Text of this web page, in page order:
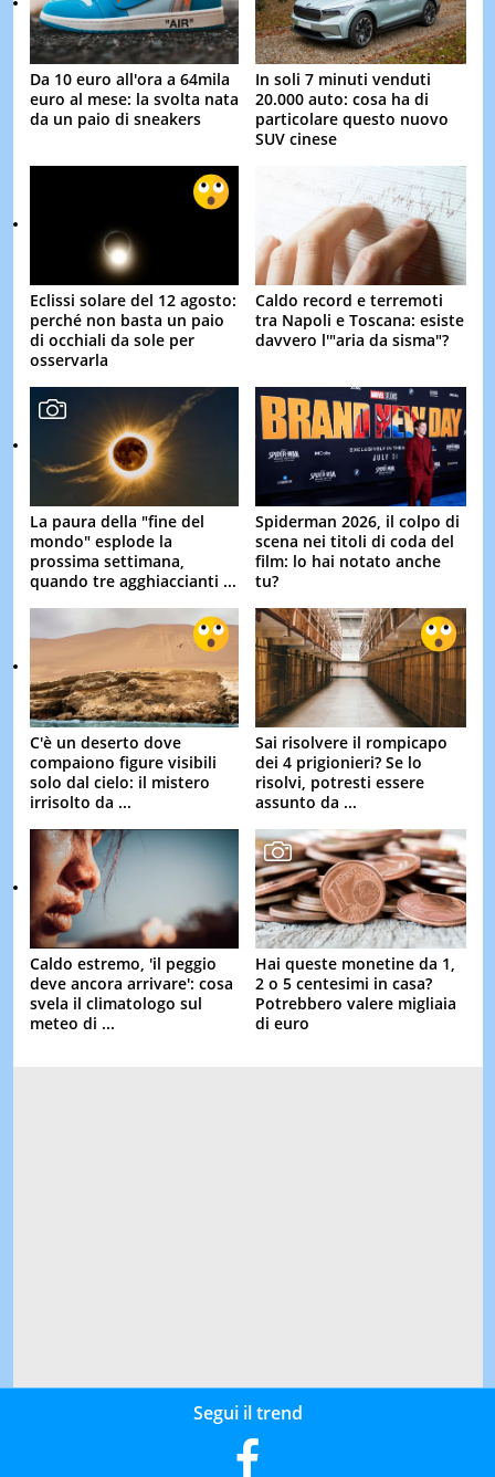
Da 10 euro all'ora a 64mila
euro al mese: la svolta nata
da un paio di sneakers
In soli 7 minuti venduti
20.000 auto: cosa ha di
particolare questo nuovo
SUV cinese
Eclissi solare del 12 agosto:
perché non basta un paio
di occhiali da sole per
osservarla
Caldo record e terremoti
tra Napoli e Toscana: esiste
davvero l'"aria da sisma"?
La paura della "fine del
mondo" esplode la
prossima settimana,
quando tre agghiaccianti ...
Spiderman 2026, il colpo di
scena nei titoli di coda del
film: lo hai notato anche
tu?
C'è un deserto dove
compaiono figure visibili
solo dal cielo: il mistero
irrisolto da ...
Sai risolvere il rompicapo
dei 4 prigionieri? Se lo
risolvi, potresti essere
assunto da ...
Caldo estremo, 'il peggio
deve ancora arrivare': cosa
svela il climatologo sul
meteo di ...
Hai queste monetine da 1,
2 o 5 centesimi in casa?
Potrebbero valere migliaia
di euro
Segui il trend